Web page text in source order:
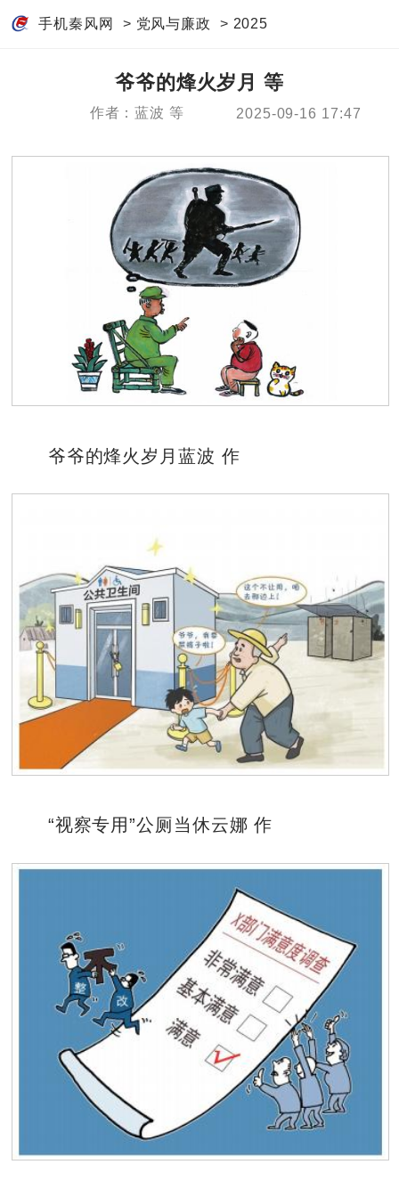
手机秦风网 > 党风与廉政 > 2025
爷爷的烽火岁月 等
作者：蓝波 等 2025-09-16 17:47
爷爷的烽火岁月蓝波 作
“视察专用”公厕当休云娜 作